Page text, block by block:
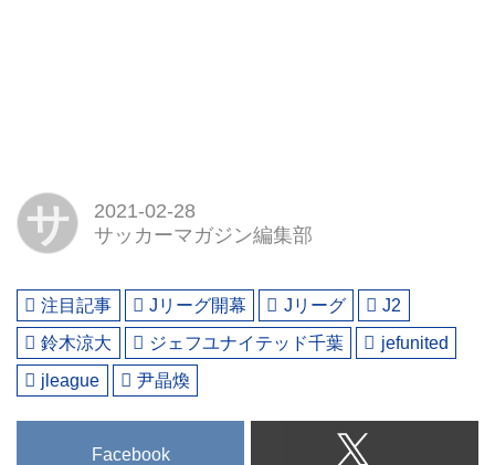
サ
2021-02-28
サッカーマガジン編集部
注目記事 Jリーグ開幕 Jリーグ
J2
鈴木涼大
ジェフユナイテッド千葉
jefunited
jleague
尹晶煥
Facebook